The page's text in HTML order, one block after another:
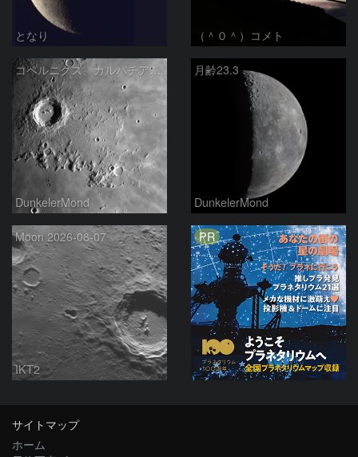
となり （＾０＾）コメト
コペルニクス、カルパチア山脈付近
DunkelerMond
月齢23.3
DunkelerMond
Moon 2026-08-07
IKT2
PR
サイトマップ
ホーム